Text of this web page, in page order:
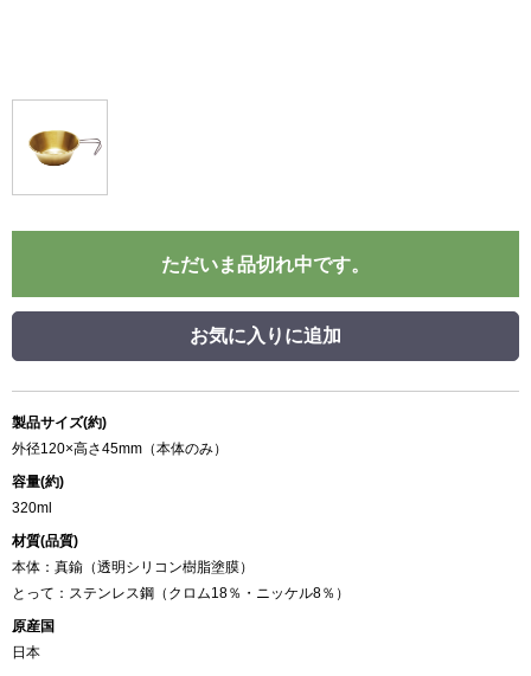
ただいま品切れ中です。
お気に入りに追加
製品サイズ(約)
外径120×高さ45mm（本体のみ）
容量(約)
320ml
材質(品質)
本体：真鍮（透明シリコン樹脂塗膜）
とって：ステンレス鋼（クロム18％・ニッケル8％）
原産国
日本